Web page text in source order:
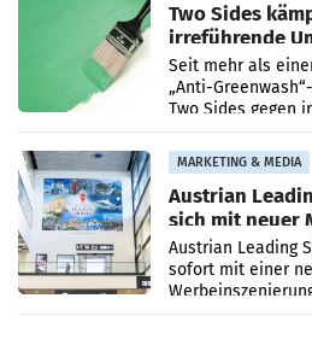
Two Sides
irreführende
beim
Seit mehr als
„Anti-
Two Sides gegen
Umweltaussagen
und
MARKETING & MEDIA
Austrian
sich mit neuer
Flughafen Wien
Austrian Leading
sofort mit einer
Flughafen Wien.